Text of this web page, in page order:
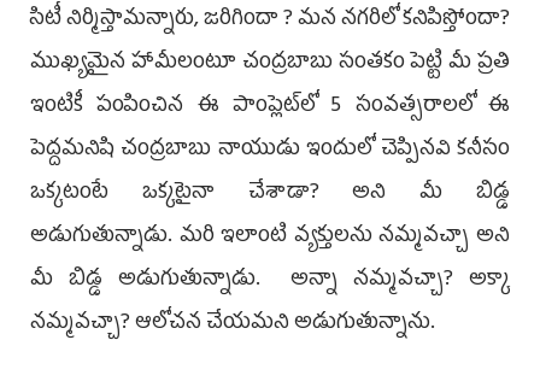
సిటీ నిర్మిస్తామన్నారు, జరిగిందా ? మన నగరిలో కనిపిస్తోందా?
ముఖ్యమైన హామీలంటూ చంద్రబాబు సంతకం పెట్టి మీ ప్రతి
ఇంటికీ పంపించిన ఈ పాంప్లెట్‌లో 5 సంవత్సరాలలో ఈ
పెద్దమనిషి చంద్రబాబు నాయుడు ఇందులో చెప్పినవి కనీసం
ఒక్కటంటే ఒక్కటైనా చేశాడా? అని మీ బిడ్డ
అడుగుతున్నాడు. మరి ఇలాంటి వ్యక్తులను నమ్మవచ్చా అని
మీ బిడ్డ అడుగుతున్నాడు. అన్నా నమ్మవచ్చా? అక్కా
నమ్మవచ్చా? ఆలోచన చేయమని అడుగుతున్నాను.